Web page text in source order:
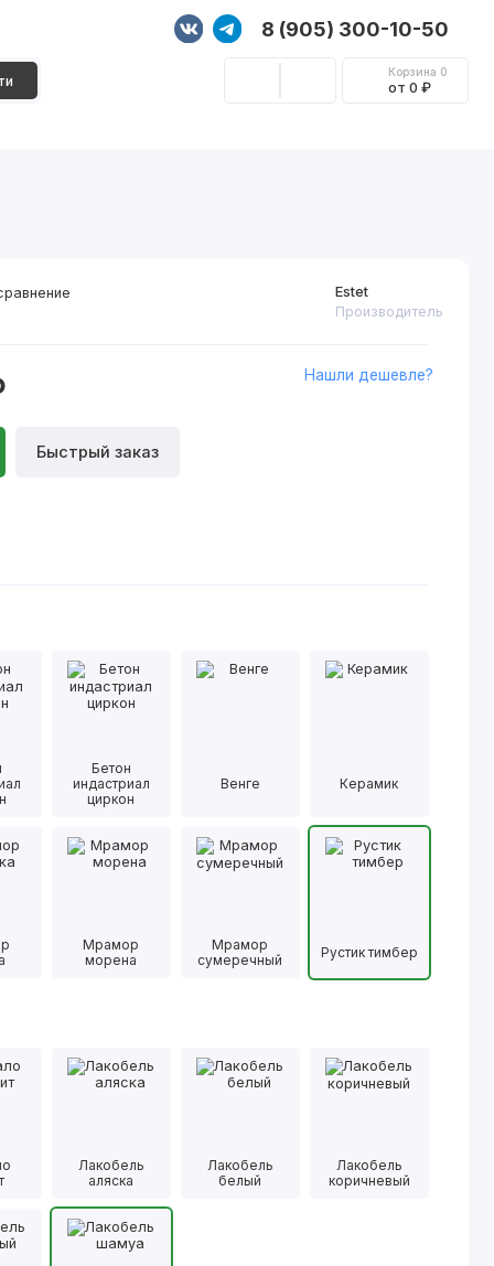
8 (905) 300-10-50
Корзина 0
от 0 ₽
Estet
Производитель
Быстрый заказ
Нашли дешевле?
Бетон
индастриал
циркон
Венге Керамик
Мрамор
морена
Мрамор
сумеречный
Рустик тимбер
Лакобель
аляска
Лакобель
белый
Лакобель
коричневый